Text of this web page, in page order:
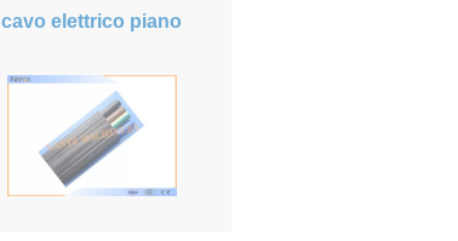
cavo elettrico piano